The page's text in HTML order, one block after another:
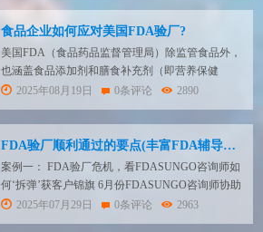
测、生物相容性检测、安规和电磁兼容性等。综上
所述，办理轮椅在欧盟和美国市场的准入，制造商
需要满足相应的法规要求，并准备相关的文件和检
测...
食品企业如何应对美国FDA验厂?
美国FDA（食品药品监督管理局）除监管食品外，
也涵盖食品添加剂和膳食补充剂（即营养保健
品）。膳食补充剂是FDA归类为食品的一部分，定
义为旨在补充饮食的产品，含有一种或多种下列膳
食成分： 维生素 矿物质 草本或植物成分 氨基酸
补充日常膳食的其他物质 上述成分的浓缩物、代
谢产物、提取物或组合物FDA验厂流程及重点关注
事项...
2025年08月19日 0条评论 2890
FDA验厂顺利通过的要点(丰富FDA辅导经验)
案例一： FDA验厂危机，看FDASUNGO咨询师如
何‘拆弹’获客户锦旗 6月份FDASUNGO咨询师协助
张家港某医疗器械生产企业通过了美国FDA的QSR
验厂。刚接到美国FDA的验厂通知时，企业又惊又
2025年07月29日 0条评论 2963